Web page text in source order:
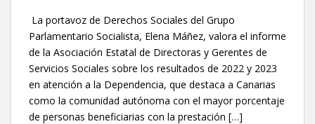
La portavoz de Derechos Sociales del Grupo
Parlamentario Socialista, Elena Máñez, valora el informe
de la Asociación Estatal de Directoras y Gerentes de
Servicios Sociales sobre los resultados de 2022 y 2023
en atención a la Dependencia, que destaca a Canarias
como la comunidad autónoma con el mayor porcentaje
de personas beneficiarias con la prestación […]